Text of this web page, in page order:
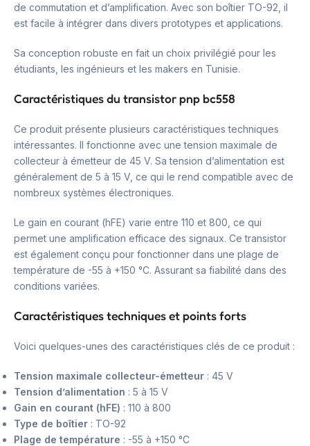
de commutation et d’amplification. Avec son boîtier TO-92, il
est facile à intégrer dans divers prototypes et applications.
Sa conception robuste en fait un choix privilégié pour les
étudiants, les ingénieurs et les makers en Tunisie.
Caractéristiques du transistor pnp bc558
Ce produit présente plusieurs caractéristiques techniques
intéressantes. Il fonctionne avec une tension maximale de
collecteur à émetteur de 45 V. Sa tension d’alimentation est
généralement de 5 à 15 V, ce qui le rend compatible avec de
nombreux systèmes électroniques.
Le gain en courant (hFE) varie entre 110 et 800, ce qui
permet une amplification efficace des signaux. Ce transistor
est également conçu pour fonctionner dans une plage de
température de -55 à +150 °C. Assurant sa fiabilité dans des
conditions variées.
Caractéristiques techniques et points forts
Voici quelques-unes des caractéristiques clés de ce produit :
Tension maximale collecteur-émetteur : 45 V
Tension d’alimentation : 5 à 15 V
Gain en courant (hFE) : 110 à 800
Type de boîtier : TO-92
Plage de température : -55 à +150 °C